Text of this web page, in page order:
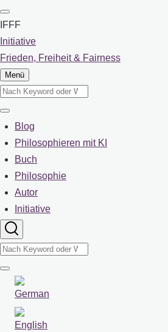
Direkt
zum
Inhalt
IFFF
Initiative
Frieden, Freiheit & Fairness
Menü
Suche
Suche
Main
navigation
Blog
Philosophieren mit KI
Buch
Philosophie
Autor
Initiative
Suche
Suche
Sprachumschalter